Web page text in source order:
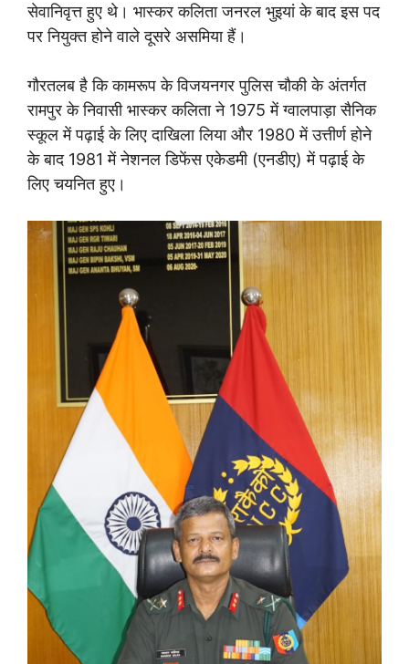
सेवानिवृत्त हुए थे। भास्कर कलिता जनरल भुइयां के बाद इस पद
पर नियुक्त होने वाले दूसरे असमिया हैं।
गौरतलब है कि कामरूप के विजयनगर पुलिस चाैकी के अंतर्गत
रामपुर के निवासी भास्कर कलिता ने 1975 में ग्वालपाड़ा सैनिक
स्कूल में पढ़ाई के लिए दाखिला लिया और 1980 में उत्तीर्ण होने
के बाद 1981 में नेशनल डिफेंस एकेडमी (एनडीए) में पढ़ाई के
लिए चयनित हुए।